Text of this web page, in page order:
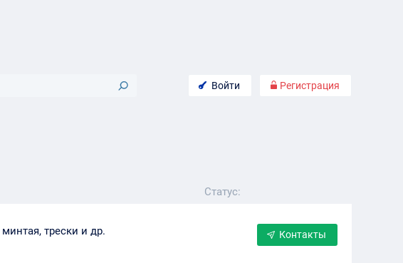
Войти Регистрация
Контакты
Статус:
трески и др.